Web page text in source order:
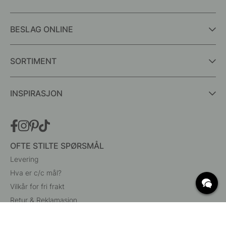
BESLAG ONLINE
SORTIMENT
INSPIRASJON
OFTE STILTE SPØRSMÅL
Levering
Hva er c/c mål?
Vilkår for fri frakt
Retur & Reklamasjon